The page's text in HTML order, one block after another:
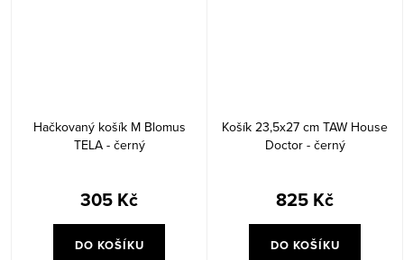
Hačkovaný košík M Blomus
TELA - černý
305 Kč
DO KOŠÍKU
Košík 23,5x27 cm TAW House
Doctor - černý
825 Kč
DO KOŠÍKU